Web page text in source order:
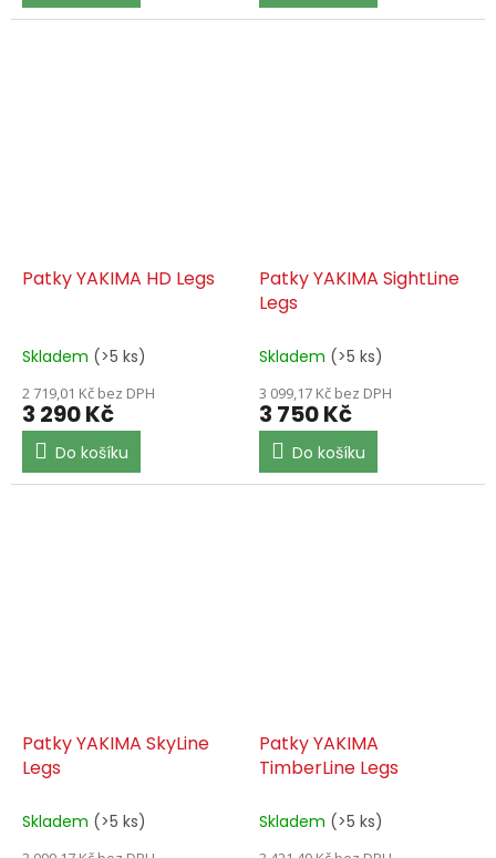
Patky YAKIMA HD Legs
Skladem (>5 ks)
2 719,01 Kč bez DPH
3 290 Kč
Do košíku
Patky YAKIMA SightLine
Legs
Skladem (>5 ks)
3 099,17 Kč bez DPH
3 750 Kč
Do košíku
Patky YAKIMA SkyLine
Legs
Skladem (>5 ks)
Patky YAKIMA
TimberLine Legs
Skladem (>5 ks)